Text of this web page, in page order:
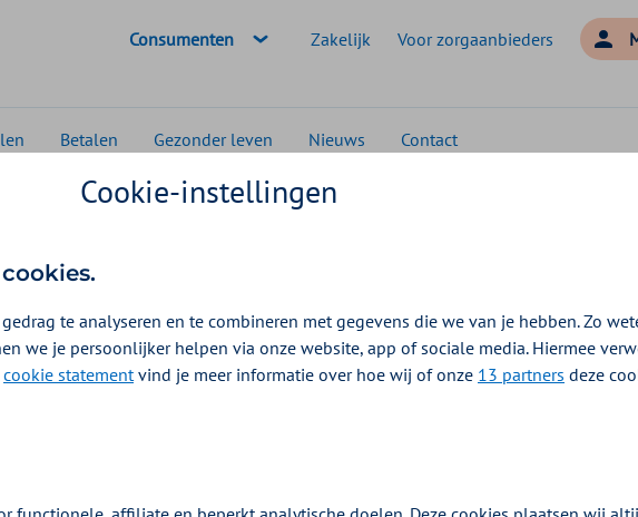
Geselecteerde doelgroep:
Consumenten Zakelijk Voor zorgaanbieders
Betalen Gezonder leven Nieuws Contact
voor ADHD en andere aandoeningen
ADHD en
ADHD of ADD. U kunt een vergoeding krijgen
Log in en bekijk
voorwaarden voor u
Cookie-instellingen
te analyseren en te combineren met gegevens die we van je hebben. Zo
we je persoonlijker helpen via onze website, app of sociale media. Hiermee
cookie statementvind je meer informatie over hoe wij of onze 13 partners deze